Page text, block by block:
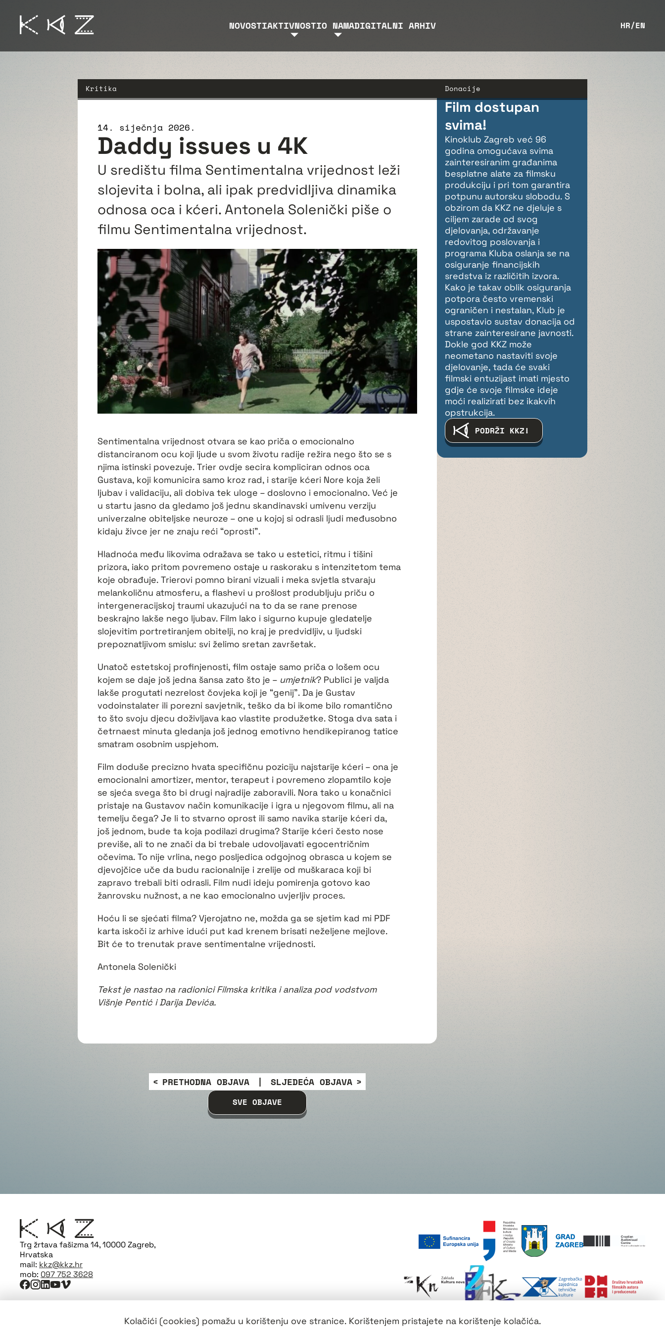
NOVOSTIAKTIVNOSTIO NAMADIGITALNI ARHIV HR/EN
Kolačići (cookies) pomažu u korištenju ove stranice. Korištenjem pristajete na korištenje kolačića.
Kritika
14. siječnja 2026.
Daddy issues u 4K
U središtu filma Sentimentalna vrijednost leži
slojevita i bolna, ali ipak predvidljiva dinamika
odnosa oca i kćeri. Antonela Solenički piše o
filmu Sentimentalna vrijednost.
Sentimentalna vrijednost otvara se kao priča o emocionalno
distanciranom ocu koji ljude u svom životu radije režira nego što se s
njima istinski povezuje. Trier ovdje secira kompliciran odnos oca
Gustava, koji komunicira samo kroz rad, i starije kćeri Nore koja želi
ljubav i validaciju, ali dobiva tek uloge – doslovno i emocionalno. Već je
u startu jasno da gledamo još jednu skandinavski umivenu verziju
univerzalne obiteljske neuroze – one u kojoj si odrasli ljudi međusobno
kidaju živce jer ne znaju reći “oprosti”.
Hladnoća među likovima odražava se tako u estetici, ritmu i tišini
prizora, iako pritom povremeno ostaje u raskoraku s intenzitetom tema
koje obrađuje. Trierovi pomno birani vizuali i meka svjetla stvaraju
melankoličnu atmosferu, a flashevi u prošlost produbljuju priču o
intergeneracijskoj traumi ukazujući na to da se rane prenose
beskrajno lakše nego ljubav. Film lako i sigurno kupuje gledatelje
slojevitim portretiranjem obitelji, no kraj je predvidljiv, u ljudski
prepoznatljivom smislu: svi želimo sretan završetak.
Unatoč estetskoj profinjenosti, film ostaje samo priča o lošem ocu
kojem se daje još jedna šansa zato što je – umjetnik? Publici je valjda
lakše progutati nezrelost čovjeka koji je “genij”. Da je Gustav
vodoinstalater ili porezni savjetnik, teško da bi ikome bilo romantično
to što svoju djecu doživljava kao vlastite produžetke. Stoga dva sata i
četrnaest minuta gledanja još jednog emotivno hendikepiranog tatice
smatram osobnim uspjehom.
Film doduše precizno hvata specifičnu poziciju najstarije kćeri – ona je
emocionalni amortizer, mentor, terapeut i povremeno zlopamtilo koje
se sjeća svega što bi drugi najradije zaboravili. Nora tako u konačnici
pristaje na Gustavov način komunikacije i igra u njegovom filmu, ali na
temelju čega? Je li to stvarno oprost ili samo navika starije kćeri da,
još jednom, bude ta koja podilazi drugima? Starije kćeri često nose
previše, ali to ne znači da bi trebale udovoljavati egocentričnim
očevima. To nije vrlina, nego posljedica odgojnog obrasca u kojem se
djevojčice uče da budu racionalnije i zrelije od muškaraca koji bi
zapravo trebali biti odrasli. Film nudi ideju pomirenja gotovo kao
žanrovsku nužnost, a ne kao emocionalno uvjerljiv proces.
Hoću li se sjećati filma? Vjerojatno ne, možda ga se sjetim kad mi PDF
karta iskoči iz arhive idući put kad krenem brisati neželjene mejlove.
Bit će to trenutak prave sentimentalne vrijednosti.
Antonela Solenički
Tekst je nastao na radionici Filmska kritika i analiza pod vodstvom
Višnje Pentić i Darija Devića.
PRETHODNA OBJAVA | SLJEDEĆA OBJAVA
SVE OBJAVE
Donacije
Film dostupan
svima!
Kinoklub Zagreb već 96
godina omogućava svima
zainteresiranim građanima
besplatne alate za filmsku
produkciju i pri tom garantira
potpunu autorsku slobodu. S
obzirom da KKZ ne djeluje s
ciljem zarade od svog
djelovanja, održavanje
redovitog poslovanja i
programa Kluba oslanja se na
osiguranje financijskih
sredstva iz različitih izvora.
Kako je takav oblik osiguranja
potpora često vremenski
ograničen i nestalan, Klub je
uspostavio sustav donacija od
strane zainteresirane javnosti.
Dokle god KKZ može
neometano nastaviti svoje
djelovanje, tada će svaki
filmski entuzijast imati mjesto
gdje će svoje filmske ideje
moći realizirati bez ikakvih
opstrukcija.
PODRŽI KKZ!
Trg žrtava fašizma 14, 10000 Zagreb,
Hrvatska
mail: kkz@kkz.hr
mob: 097 752 3628